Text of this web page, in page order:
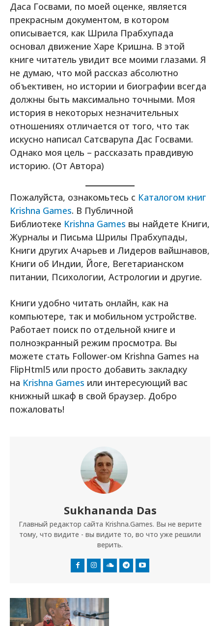
Даса Госвами, по моей оценке, является
прекрасным документом, в котором
описывается, как Шрила Прабхупада
основал движение Харе Кришна. В этой
книге читатель увидит все моими глазами. Я
не думаю, что мой рассказ абсолютно
объективен, но истории и биографии всегда
должны быть максимально точными. Моя
история в некоторых незначительных
отношениях отличается от того, что так
искусно написал Сатсварупа Дас Госвами.
Однако моя цель – рассказать правдивую
историю. (От Автора)
Пожалуйста, ознакомьтесь с Каталогом книг
Krishna Games. В Публичной
Библиотеке Krishna Games вы найдете Книги,
Журналы и Письма Шрилы Прабхупады,
Книги других Ачарьев и Лидеров вайшнавов,
Книги об Индии, Йоге, Вегетарианском
питании, Психологии, Астрологии и другие.
Книги удобно читать онлайн, как на
компьютере, так и мобильном устройстве.
Работает поиск по отдельной книге и
полноэкранный режим просмотра. Вы
можете стать Follower-ом Krishna Games на
FlipHtml5 или просто добавить закладку
на Krishna Games или интересующий вас
книжный шкаф в свой браузер. Добро
пожаловать!
Sukhananda Das
Главный редактор сайта Krishna.Games. Вы не верите
тому, что видите - вы видите то, во что уже решили
верить.